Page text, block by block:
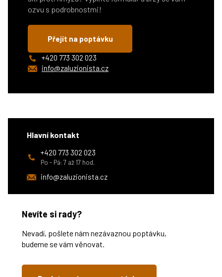
ozvu s podrobnostmi!
Přejít na poptávku
+420 773 302 023
info@zaluzionista.cz
Hlavní kontakt
+420 773 302 023
Po - Pá: 7 až 17 hod.
info@zaluzionista.cz
Nevíte si rady?
Nevadí, pošlete nám nezávaznou poptávku,
budeme se vám věnovat.